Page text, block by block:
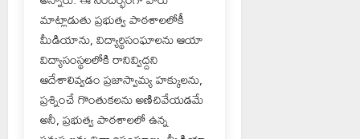
మాట్లాడుతు ప్రభుత్వ పాఠశాలలోకీ
మీడియాను, విద్యార్థిసంఘాలను ఆయా
విద్యాసంస్థలలోకి రానివ్విద్దని
ఆదేశాలివ్వడం ప్రజాస్వామ్య హక్కులను,
ప్రశ్నించే గొంతుకలను అణిచివేయడమే
అనీ, ప్రభుత్వ పాఠశాలలో ఉన్న